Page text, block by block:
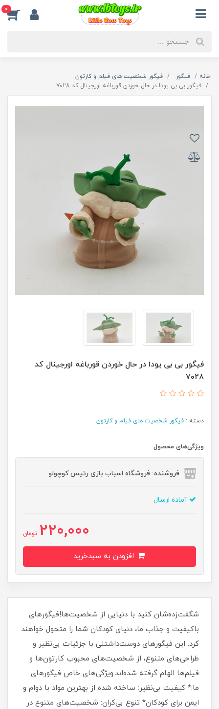
0
خانه فیگور
فیگور شخصیت های فیلم و کارتون
فیگور بی بی یودا در حال خوردن قورباغه اورجينال کد 7028
فیگور بی بی یودا در حال خوردن قورباغه اورجينال کد
7028
دسته : فیگور شخصیت های فیلم و کارتون
ویژگی‌های محصول
فروشنده: فروشگاه اسباب بازی رئیس کوچولو
آماده ارسال
220,000 تومان
شگفت‌زده‌شان کنید با دنیایی از شخصیت‌ها!فیگورهای
باکیفیت و جذاب ما، دنیای کودکان شما را متحول خواهند
کرد. این فیگورهای دوست‌داشتنی با جزئیات بی‌نظیر و
طراحی‌های متنوع، از شخصیت‌های محبوب کارتون‌ها و
فیلم‌ها الهام گرفته شده‌اند.ویژگی‌های خاص فیگورهای
ما:* کیفیت بی‌نظیر: ساخته شده از بهترین مواد با دوام و
ایمن برای کودکان* تنوع بی‌کران: شخصیت‌های متنوع در